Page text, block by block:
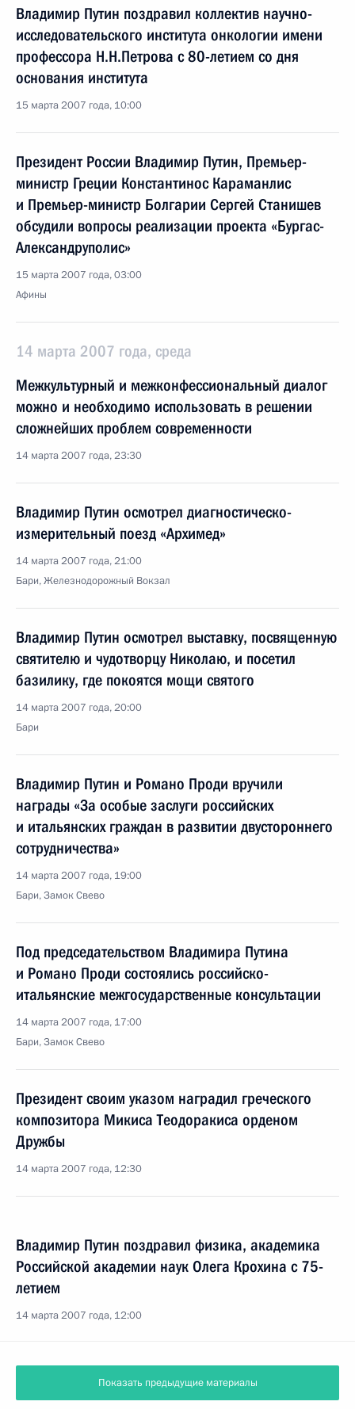
Владимир Путин поздравил коллектив научно-
исследовательского института онкологии имени
профессора Н.Н.Петрова с 80-летием со дня
основания института
15 марта 2007 года, 10:00
Президент России Владимир Путин, Премьер-
министр Греции Константинос Караманлис
и Премьер-министр Болгарии Сергей Станишев
обсудили вопросы реализации проекта «Бургас-
Александруполис»
15 марта 2007 года, 03:00
Афины
14 марта 2007 года, среда
Межкультурный и межконфессиональный диалог
можно и необходимо использовать в решении
сложнейших проблем современности
14 марта 2007 года, 23:30
Владимир Путин осмотрел диагностическо-
измерительный поезд «Архимед»
14 марта 2007 года, 21:00
Бари, Железнодорожный Вокзал
Владимир Путин осмотрел выставку, посвященную
святителю и чудотворцу Николаю, и посетил
базилику, где покоятся мощи святого
14 марта 2007 года, 20:00
Бари
Владимир Путин и Романо Проди вручили
награды «За особые заслуги российских
и итальянских граждан в развитии двустороннего
сотрудничества»
14 марта 2007 года, 19:00
Бари, Замок Свево
Под председательством Владимира Путина
и Романо Проди состоялись российско-
итальянские межгосударственные консультации
14 марта 2007 года, 17:00
Бари, Замок Свево
Президент своим указом наградил греческого
композитора Микиса Теодоракиса орденом
Дружбы
14 марта 2007 года, 12:30
Российской академии наук Олега Крохина с 75-
летием
14 марта 2007 года, 12:00
Владимир Путин встретился с Папой Римским